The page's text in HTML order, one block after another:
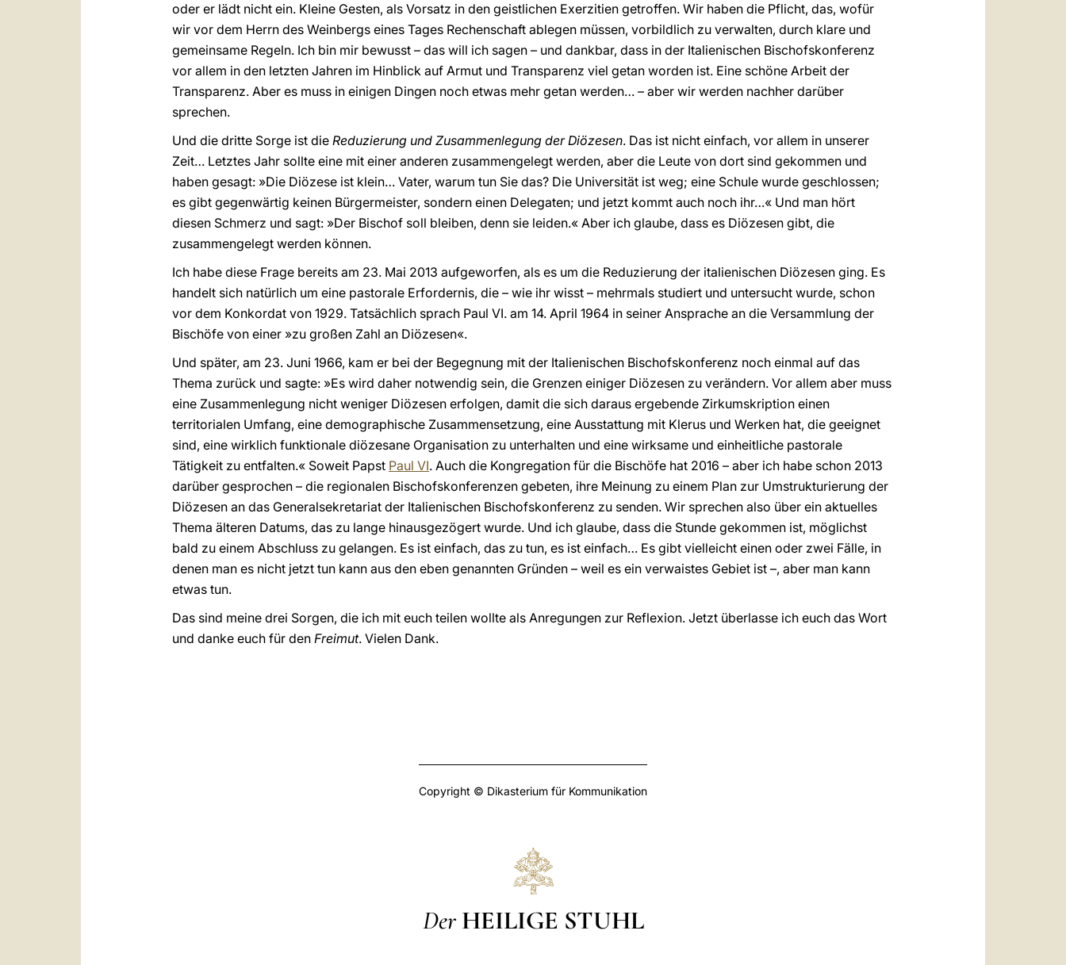
oder er lädt nicht ein. Kleine Gesten, als Vorsatz in den geistlichen Exerzitien getroffen. Wir haben die Pflicht, das, wofür
wir vor dem Herrn des Weinbergs eines Tages Rechenschaft ablegen müssen, vorbildlich zu verwalten, durch klare und
gemeinsame Regeln. Ich bin mir bewusst – das will ich sagen – und dankbar, dass in der Italienischen Bischofskonferenz
vor allem in den letzten Jahren im Hinblick auf Armut und Transparenz viel getan worden ist. Eine schöne Arbeit der
Transparenz. Aber es muss in einigen Dingen noch etwas mehr getan werden… – aber wir werden nachher darüber
sprechen.
Und die dritte Sorge ist die Reduzierung und Zusammenlegung der Diözesen. Das ist nicht einfach, vor allem in unserer
Zeit… Letztes Jahr sollte eine mit einer anderen zusammengelegt werden, aber die Leute von dort sind gekommen und
haben gesagt: »Die Diözese ist klein… Vater, warum tun Sie das? Die Universität ist weg; eine Schule wurde geschlossen;
es gibt gegenwärtig keinen Bürgermeister, sondern einen Delegaten; und jetzt kommt auch noch ihr…« Und man hört
diesen Schmerz und sagt: »Der Bischof soll bleiben, denn sie leiden.« Aber ich glaube, dass es Diözesen gibt, die
zusammengelegt werden können.
Ich habe diese Frage bereits am 23. Mai 2013 aufgeworfen, als es um die Reduzierung der italienischen Diözesen ging. Es
handelt sich natürlich um eine pastorale Erfordernis, die – wie ihr wisst – mehrmals studiert und untersucht wurde, schon
vor dem Konkordat von 1929. Tatsächlich sprach Paul VI. am 14. April 1964 in seiner Ansprache an die Versammlung der
Bischöfe von einer »zu großen Zahl an Diözesen«.
Und später, am 23. Juni 1966, kam er bei der Begegnung mit der Italienischen Bischofskonferenz noch einmal auf das
Thema zurück und sagte: »Es wird daher notwendig sein, die Grenzen einiger Diözesen zu verändern. Vor allem aber muss
eine Zusammenlegung nicht weniger Diözesen erfolgen, damit die sich daraus ergebende Zirkumskription einen
territorialen Umfang, eine demographische Zusammensetzung, eine Ausstattung mit Klerus und Werken hat, die geeignet
sind, eine wirklich funktionale diözesane Organisation zu unterhalten und eine wirksame und einheitliche pastorale
Tätigkeit zu entfalten.« Soweit Papst Paul VI. Auch die Kongregation für die Bischöfe hat 2016 – aber ich habe schon 2013
darüber gesprochen – die regionalen Bischofskonferenzen gebeten, ihre Meinung zu einem Plan zur Umstrukturierung der
Diözesen an das Generalsekretariat der Italienischen Bischofskonferenz zu senden. Wir sprechen also über ein aktuelles
Thema älteren Datums, das zu lange hinausgezögert wurde. Und ich glaube, dass die Stunde gekommen ist, möglichst
bald zu einem Abschluss zu gelangen. Es ist einfach, das zu tun, es ist einfach… Es gibt vielleicht einen oder zwei Fälle, in
denen man es nicht jetzt tun kann aus den eben genannten Gründen – weil es ein verwaistes Gebiet ist –, aber man kann
etwas tun.
Das sind meine drei Sorgen, die ich mit euch teilen wollte als Anregungen zur Reflexion. Jetzt überlasse ich euch das Wort
und danke euch für den Freimut. Vielen Dank.
Copyright © Dikasterium für Kommunikation
Der HEILIGE STUHL